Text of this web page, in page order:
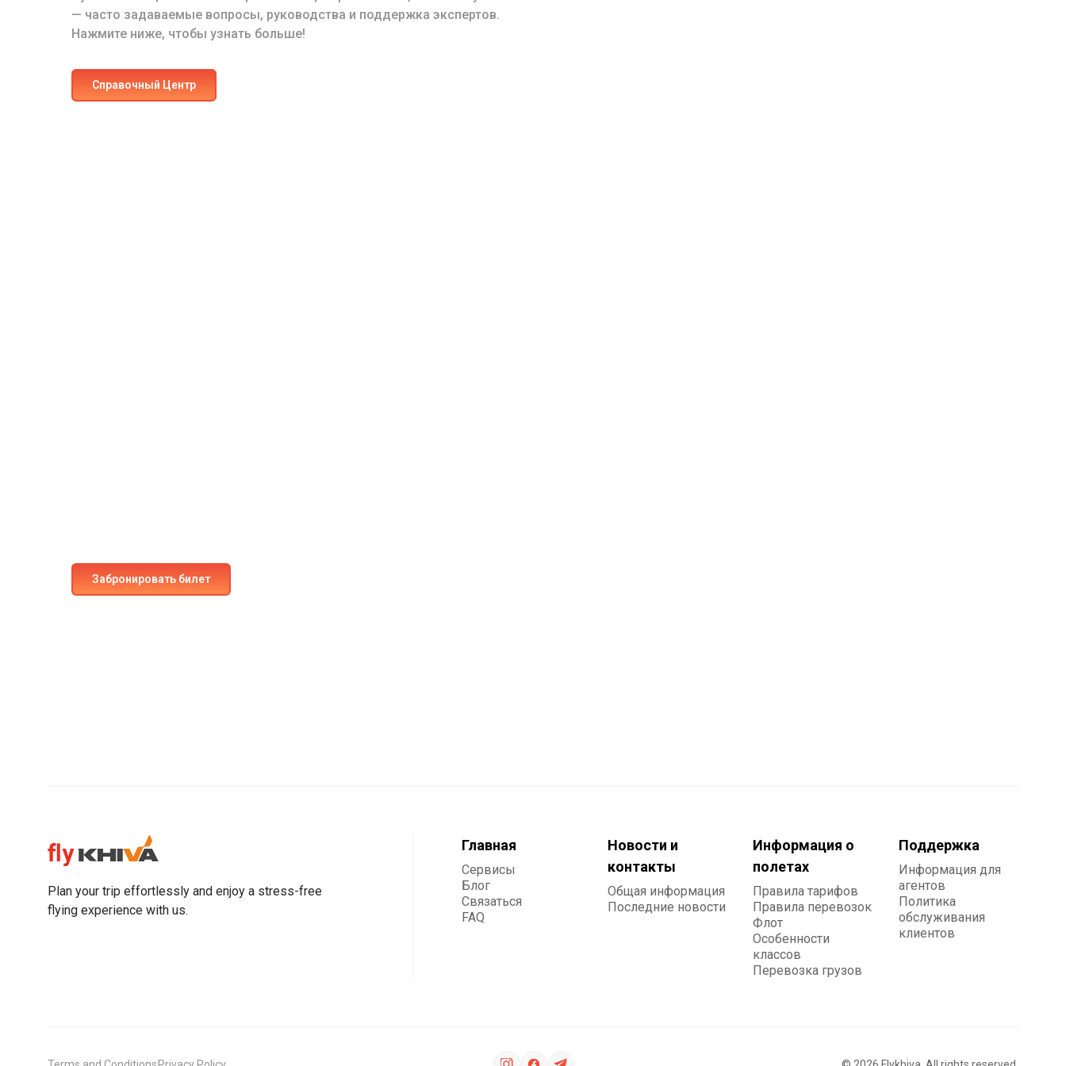
— часто задаваемые вопросы, руководства и поддержка экспертов.
Нажмите ниже, чтобы узнать больше!
Cправочный Центр
Забронировать билет
Plan your trip effortlessly and enjoy a stress-free
flying experience with us.
Главная
Сервисы
Блог
Связаться
FAQ
Новости и
контакты
Общая информация
Последние новости
Информация о
полетах
Правила тарифов
Правила перевозок
Флот
Особенности
классов
Перевозка грузов
Поддержка
Информация для
агентов
Политика
обслуживания
клиентов